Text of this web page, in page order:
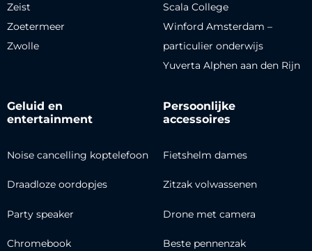
Zeist
Zoetermeer
Zwolle
Scala College
Winford Amsterdam –
particulier onderwijs
Yuverta Alphen aan den Rijn
Geluid en
entertainment
Noise cancelling koptelefoon
Draadloze oordopjes
Party speaker
Chromebook
Persoonlijke
accessoires
Fietshelm dames
Zitzak volwassenen
Drone met camera
Beste pennenzak